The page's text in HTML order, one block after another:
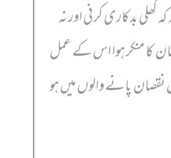
بدکاری کرنی اور نہ
کا منکر ہوا اس کے عمل
پانے والوں میں ہو